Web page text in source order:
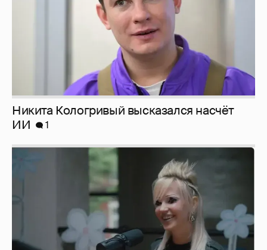
Никита Кологривый высказался насчёт
ИИ
1